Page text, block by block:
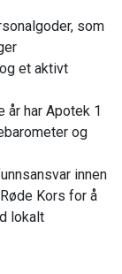
som
et aktivt
år har Apotek 1
og
innen
Kors for å
lokalt